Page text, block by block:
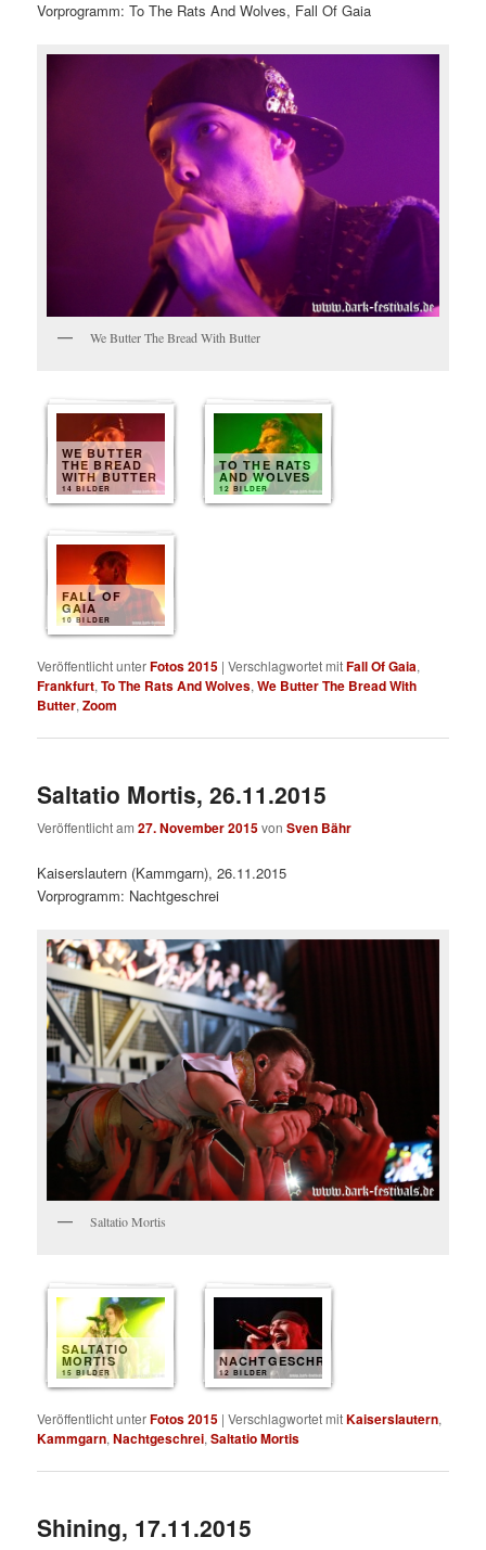
Vorprogramm: To The Rats And Wolves, Fall Of Gaia
We Butter The Bread With Butter
WE BUTTER
THE BREAD
WITH BUTTER
14 BILDER
TO THE RATS
AND WOLVES
12 BILDER
FALL OF
GAIA
10 BILDER
Veröffentlicht unterFotos 2015 |Verschlagwortet mitFall Of Gaia,
Frankfurt,To The Rats And Wolves,We Butter The Bread With
Butter,Zoom
Saltatio Mortis, 26.11.2015
Veröffentlicht am27. November 2015vonSven Bähr
Kaiserslautern (Kammgarn), 26.11.2015
Vorprogramm: Nachtgeschrei
Saltatio Mortis
SALTATIO
MORTIS
15 BILDER
NACHTGESCHREI
12 BILDER
Veröffentlicht unterFotos 2015 |Verschlagwortet mitKaiserslautern,
Kammgarn,Nachtgeschrei,Saltatio Mortis
Shining, 17.11.2015